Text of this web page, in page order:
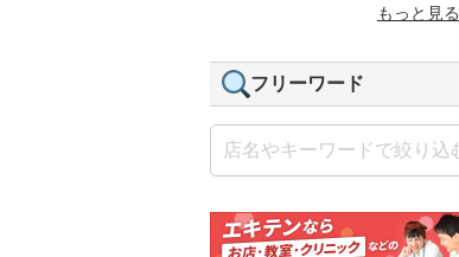
もっと見る
フリーワード